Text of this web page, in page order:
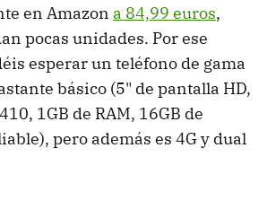
en Amazon a 84,99 euros,
pocas unidades. Por ese
esperar un teléfono de gama
básico (5" de pantalla HD,
1GB de RAM, 16GB de
pero además es 4G y dual